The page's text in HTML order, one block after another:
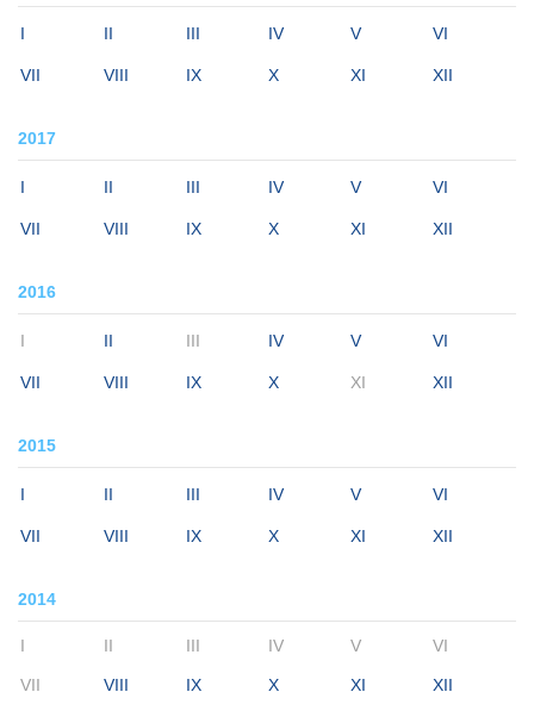
I II III IV V VI
VII VIII IX X XI XII
2017
I II III IV V VI
VII VIII IX X XI XII
2016
I II III IV V VI
VII VIII IX X XI XII
2015
I II III IV V VI
VII VIII IX X XI XII
2014
I II III IV V VI
VII VIII IX X XI XII